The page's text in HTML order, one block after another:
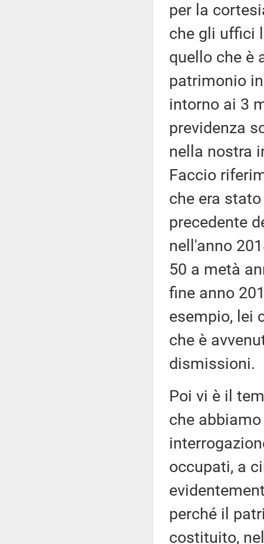
per la
che gli uffici
quello che è
patrimonio
intorno ai 3
previdenza
nella nostra
Faccio
che era
precedente
nell'anno
50 a metà
fine anno
esempio, lei
che è
dismissioni.
Poi vi è il
che
occupati, a
perché il
costituito,